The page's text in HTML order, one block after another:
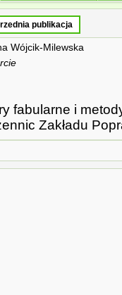
publikacja
Wójcik-Milewska
fabularne i
Zakładu